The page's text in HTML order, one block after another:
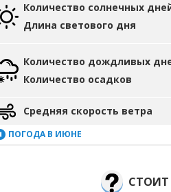
Количество солнечных
Длина светового дня
Количество дождливых
Количество осадков
Средняя скорость ветра
ПОГОДА В ИЮНЕ
СТОИТ